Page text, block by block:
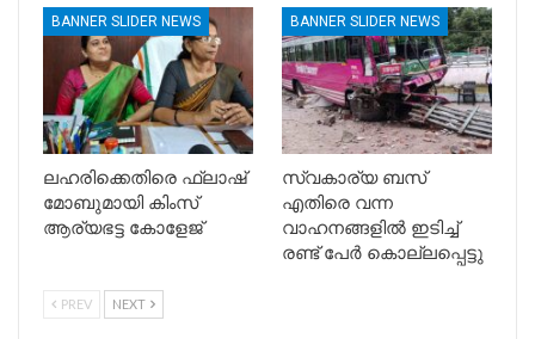
BANNER SLIDER NEWS
ലഹരിക്കെതിരെ ഫ്ലാഷ്
മോബുമായി കിംസ്
ആര്യഭട്ട കോളേജ്
BANNER SLIDER NEWS
സ്വകാര്യ ബസ്
എതിരെ വന്ന
വാഹനങ്ങളിൽ ഇടിച്ച്
രണ്ട് പേർ കൊല്ലപ്പെട്ടു
PREV NEXT